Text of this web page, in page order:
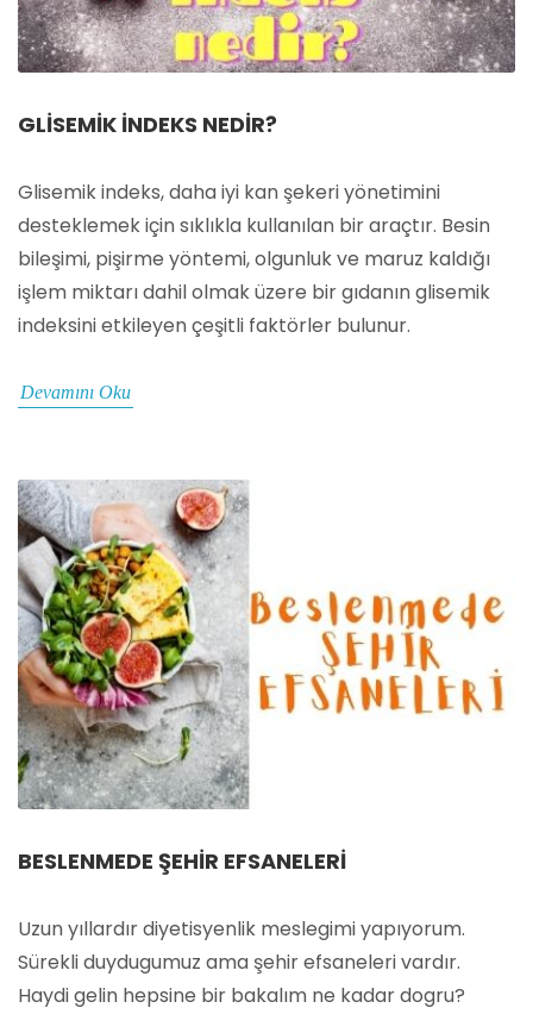
GLISEMIK İNDEKS NEDIR?
Glisemik indeks, daha iyi kan şekeri yönetimini
desteklemek için sıklıkla kullanılan bir araçtır. Besin
bileşimi, pişirme yöntemi, olgunluk ve maruz kaldığı
işlem miktarı dahil olmak üzere bir gıdanın glisemik
indeksini etkileyen çeşitli faktörler bulunur.
Devamını Oku
BESLENMEDE ŞEHIR EFSANELERI
Uzun yıllardır diyetisyenlik meslegimi yapıyorum.
Sürekli duydugumuz ama şehir efsaneleri vardır.
Haydi gelin hepsine bir bakalım ne kadar dogru?